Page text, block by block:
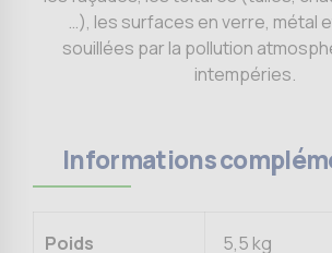
…), les surfaces en verre, métal
souillées par la pollution
intempéries.
Informations
Poids 5,5 kg